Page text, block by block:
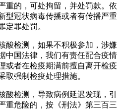
重的，可处拘留，并处罚款。依
型冠状病毒传播或者有传播严重
定罪处罚。
酸检测，如果不积极参加，涉嫌
中国法律，我们有责任配合疫情
或者在检疫期满前擅自离开检疫
取强制检疫处理措施。
酸检测，导致病例延迟发现，引
重危险的，按《刑法》第三百三